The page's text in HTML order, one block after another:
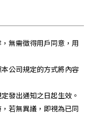
無需徵得用戶同意，用
公司規定的方式將內容
發出通知之日起生效。
若無異議，即視為已同